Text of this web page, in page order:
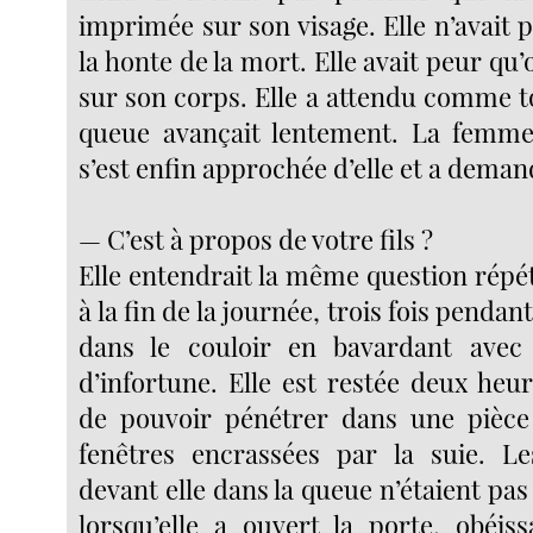
imprimée sur son visage. Elle n’avait
la honte de la mort. Elle avait peur
sur son corps. Elle a attendu comme
queue avançait lente­ment. La
s’est enfin approchée d’elle et a
— C’est à propos de votre fils ?
Elle entendrait la même question
à la fin de la journée, trois fois
dans le couloir en bavardant avec
d’infortune. Elle est restée deux
de pouvoir pénétrer dans une
fenêtres encrassées par la suie.
devant elle dans la queue n’étaient
lorsqu’elle a ouvert la porte,